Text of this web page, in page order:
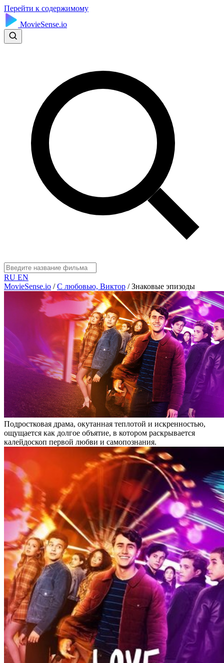
Перейти к содержимому
MovieSense.io
RU EN
MovieSense.io / С любовью, Виктор / Знаковые эпизоды
Подростковая драма, окутанная теплотой и искренностью,
ощущается как долгое объятие, в котором раскрывается
калейдоскоп первой любви и самопознания.